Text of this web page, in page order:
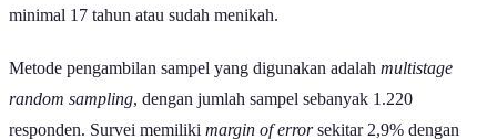
minimal 17 tahun atau sudah menikah.
Metode pengambilan sampel yang digunakan adalah multistage
random sampling, dengan jumlah sampel sebanyak 1.220
responden. Survei memiliki margin of errorsekitar 2,9% dengan